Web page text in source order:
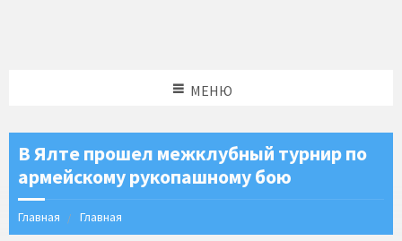
МЕНЮ
В Ялте прошел межклубный турнир по
армейскому рукопашному бою
Главная Главная